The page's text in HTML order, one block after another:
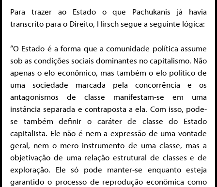
Para trazer ao Estado o que Pachukanis já havia
transcrito para o Direito, Hirsch segue a seguinte lógica:
“O Estado é a forma que a comunidade política assume
sob as condições sociais dominantes no capitalismo. Não
apenas o elo econômico, mas também o elo político de
uma sociedade marcada pela concorrência e os
antagonismos de classe manifestam-se em uma
instância separada e contraposta a ela. Com isso, pode-
se também definir o caráter de classe do Estado
capitalista. Ele não é nem a expressão de uma vontade
geral, nem o mero instrumento de uma classe, mas a
objetivação de uma relação estrutural de classes e de
exploração. Ele só pode manter-se enquanto esteja
garantido o processo de reprodução econômica como